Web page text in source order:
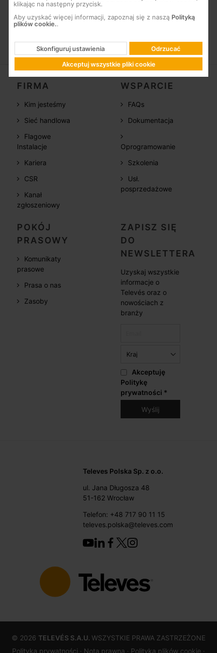
Kolor szary (RAL 7035)
FIRMA
Kim jesteśmy
Sieć handlowa
Flagowe
Instalacje
Kariera
CSR
Kanał
zgłoszeniowy
WSPARCIE
FAQs
Dokumentacja
Oprogramowanie
Szkolenia
Usł.
posprzedażowe
POKÓJ
PRASOWY
Komunikaty
prasowe
Prasa o nas
Zasoby
ZAPISZ SIĘ
DO
NEWSLETTERA
Uzyskaj wszystkie
informacje o
Televés oraz o
nowościach z
branży
Akceptuję
Politykę
prywatności *
Televes Polska Sp. z o.o.
ul. Jana Długosza 48
51-162 Wrocław
Telefon: +48 717 90 11 15
televes.polska@televes.com
© 2026 TELEVÉS S.A.U. WSZYSTKIE PRAWA ZASTRZEŻONE
Polityka prywatności · Nota prawna · Polityką plików cookie ·
klikając na następny przycisk.
Aby uzyskać więcej informacji, zapoznaj się z naszą Polityką
plików cookie..
Skonfiguruj ustawienia
Odrzucać
Akceptuj wszystkie pliki cookie